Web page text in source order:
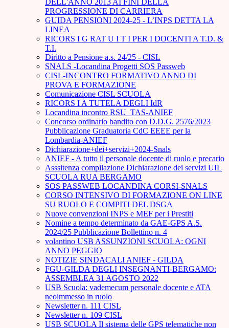
DELL'ANNO 2013 AI FINI DELLA
PROGRESSIONE DI CARRIERA
GUIDA PENSIONI 2024-25 - L’INPS DETTA LA
LINEA
RICORS I G RAT U I T I PER I DOCENTI A T.D. &
T.I.
Diritto a Pensione a.s. 24/25 - CISL
SNALS -Locandina Progetti SOS Passweb
CISL-INCONTRO FORMATIVO ANNO DI
PROVA E FORMAZIONE
Comunicazione CISL SCUOLA
RICORS I A TUTELA DEGLI IdR
Locandina incontro RSU_TAS-ANIEF
Concorso ordinario bandito con D.D.G. 2576/2023
Pubblicazione Graduatoria CdC EEEE per la
Lombardia-ANIEF
Dichiarazione+dei+servizi+2024-Snals
ANIEF - A tutto il personale docente di ruolo e precario
Asssitenza compilazione Dichiarazione dei servizi UIL
SCUOLA RUA BERGAMO
SOS PASSWEB LOCANDINA CORSI-SNALS
CORSO INTENSIVO DI FORMAZIONE ON LINE
SU RUOLO E COMPITI DEL DSGA
Nuove convenzioni INPS e MEF per i Prestiti
Nomine a tempo determinato da GAE-GPS A.S.
2024/25 Pubblicazione Bollettino n. 4
volantino USB ASSUNZIONI SCUOLA: OGNI
ANNO PEGGIO
NOTIZIE SINDACALI ANIEF - GILDA
FGU-GILDA DEGLI INSEGNANTI-BERGAMO:
ASSEMBLEA 31 AGOSTO 2022
USB Scuola: vademecum personale docente e ATA
neoimmesso in ruolo
Newsletter n. 111 CISL
Newsletter n. 109 CISL
USB SCUOLA Il sistema delle GPS telematiche non